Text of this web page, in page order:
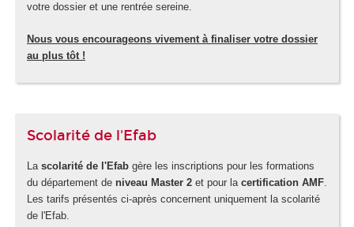
votre dossier et une rentrée sereine.
Nous vous encourageons vivement à finaliser votre dossier
au plus tôt !
Scolarité de l'Efab
La scolarité de l'Efab gère les inscriptions pour les formations
du département de niveau Master 2 et pour la certification AMF.
Les tarifs présentés ci-après concernent uniquement la scolarité
de l'Efab.